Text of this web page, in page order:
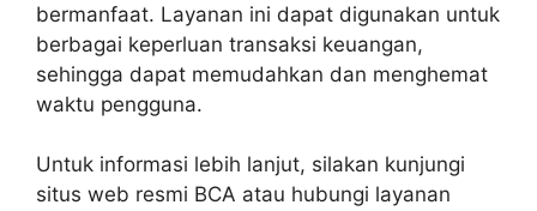
bermanfaat. Layanan ini dapat digunakan untuk
berbagai keperluan transaksi keuangan,
sehingga dapat memudahkan dan menghemat
waktu pengguna.
Untuk informasi lebih lanjut, silakan kunjungi
situs web resmi BCA atau hubungi layanan